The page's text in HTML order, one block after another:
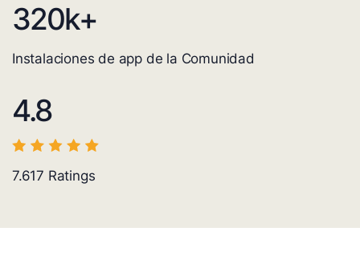
320k+
Instalaciones de app de la Comunidad
4.8
7.617 Ratings